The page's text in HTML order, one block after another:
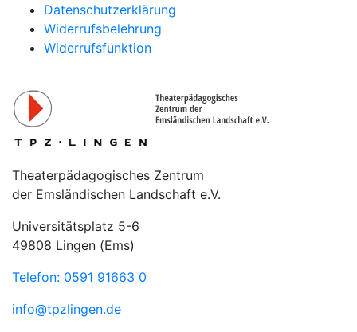
Datenschutzerklärung
Widerrufsbelehrung
Widerrufsfunktion
Theaterpädagogisches Zentrum
der Emsländischen Landschaft e.V.
Universitätsplatz 5-6
49808 Lingen (Ems)
Telefon: 0591 91663 0
info@tpzlingen.de